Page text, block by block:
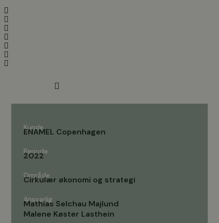
Videre
til
indhold
Kunde
ENAMEL Copenhagen
Periode
2022
Område
Cirkulær økonomi og strategi
Ansvarlig
Mathias Selchau Majlund
Malene Køster Lasthein